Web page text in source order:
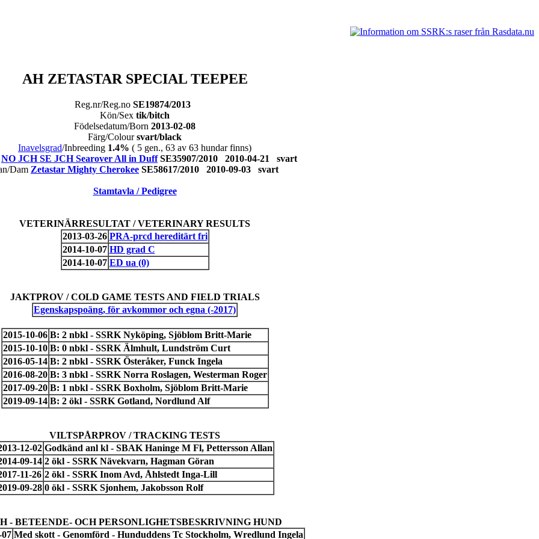
AH ZETASTAR SPECIAL TEEPEE
Reg.nr/Reg.no SE19874/2013
Kön/Sex tik/bitch
Födelsedatum/Born 2013-02-08
Färg/Coloursvart/black
Inavelsgrad/Inbreeding 1.4% ( 5 gen., 63 av 63 hundar finns)
NO JCH SE JCH Searover All in DuffSE35907/2010 2010-04-21 svart
Dam Zetastar Mighty Cherokee SE58617/2010 2010-09-03 svart
Stamtavla / Pedigree
VETERINÄRRESULTAT / VETERINARY RESULTS
2013-03-26 PRA-prcd hereditärt fri
2014-10-07 HD grad C
2014-10-07 ED ua (0)
JAKTPROV / COLD GAME TESTS AND FIELD TRIALS
Egenskapspoäng, för avkommor och egna (-2017)
2015-10-06 B: 2 nbkl - SSRK Nyköping, Sjöblom Britt-Marie
2015-10-10 B: 0 nbkl - SSRK Älmhult, Lundström Curt
2016-05-14 B: 2 nbkl - SSRK Österåker, Funck Ingela
2016-08-20 B: 3 nbkl - SSRK Norra Roslagen, Westerman Roger
2017-09-20 B: 1 nbkl - SSRK Boxholm, Sjöblom Britt-Marie
2019-09-14 B: 2 ökl - SSRK Gotland, Nordlund Alf
VILTSPÅRPROV / TRACKING TESTS
12-02 Godkänd anl kl - SBAK Haninge M Fl, Pettersson Allan
09-14 2 ökl - SSRK Nävekvarn, Hagman Göran
11-26 2 ökl - SSRK Inom Avd, Åhlstedt Inga-Lill
09-28 0 ökl - SSRK Sjonhem, Jakobsson Rolf
- BETEENDE- OCH PERSONLIGHETSBESKRIVNING HUND
Med skott - Genomförd - Hunduddens Tc Stockholm, Wredlund Ingela